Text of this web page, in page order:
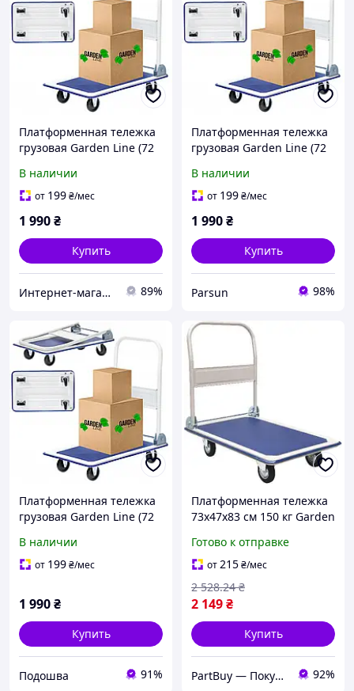
Платформенная тележка
грузовая Garden Line (72
ручкой |
грузоподъемность - 150
В наличии
от 199₴/мес
1 990₴
Купить
Интернет-магазин "САДКО" 89%
Платформенная тележка
грузовая Garden Line (72
ручкой |
грузоподъемность - 150
В наличии
от 199₴/мес
1 990₴
Купить
Parsun 98%
Платформенная тележка
грузовая Garden Line (72
ручкой |
грузоподъемность - 150
В наличии
от 199₴/мес
1 990₴
Купить
Подошва 91%
Платформенная тележка
73x47x83 см 150 кг Garden
тележка для склада
складна мобильная
платформа тележки
Готово к отправке
от215₴/мес
2 149₴
2 528.24 ₴
Купить
PartBuy — Покупай по частям 92%